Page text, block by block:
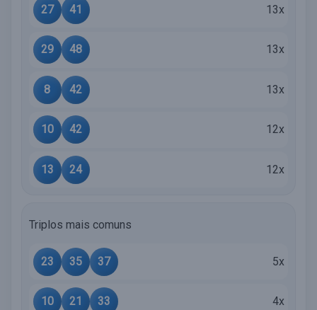
27 41 13x
29 48 13x
8 42 13x
10 42 12x
13 24 12x
Triplos mais comuns
23 35 37 5x
10 21 33 4x